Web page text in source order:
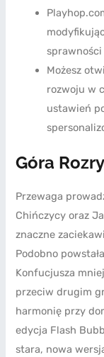
sprawności
Możesz
rozwoju w
ustawień
Góra
Przewaga
Chińczycy oraz
znaczne
Podobno
Konfucjusza
przeciw drugim
harmonię przy
edycja Flash
stara, nowa